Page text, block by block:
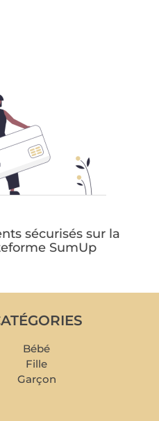
sécurisés sur la
SumUp
Bébé
Fille
Garçon